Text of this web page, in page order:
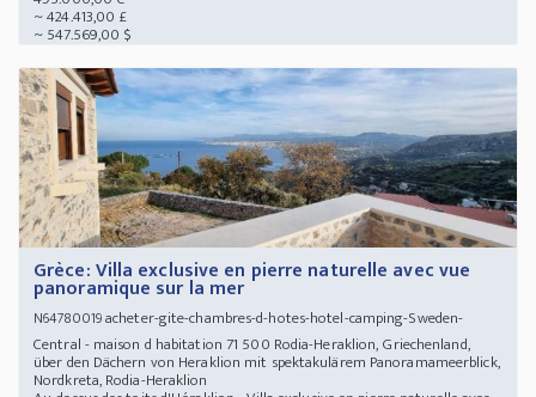
~ 424.413,00 £
~ 547.569,00 $
Grèce: Villa exclusive en pierre naturelle avec vue
panoramique sur la mer
N64780019acheter-gite-chambres-d-hotes-hotel-camping-Sweden-
Central - maison d habitation 71 500 Rodia-Heraklion, Griechenland,
über den Dächern von Heraklion mit spektakulärem Panoramameerblick,
Nordkreta, Rodia-Heraklion